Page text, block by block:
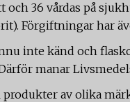
och 36 vårdas på
Förgiftningar har
inte känd och
manar
av olika